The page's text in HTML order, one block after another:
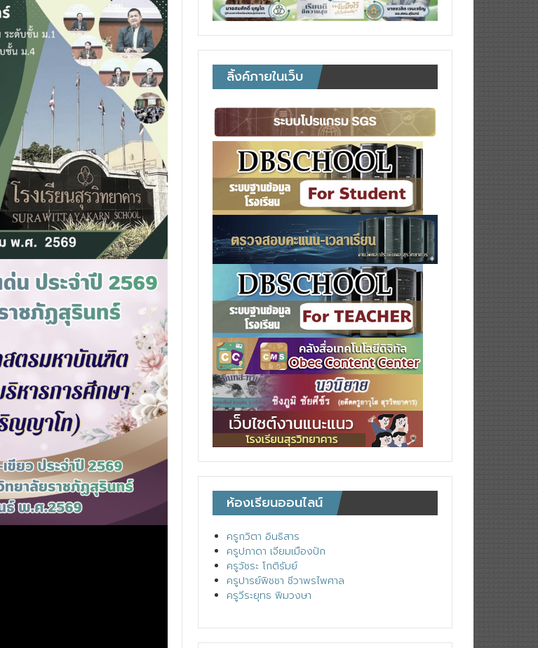
ลิ้งค์ภายในเว็บ
ห้องเรียนออนไลน์
ครูกวิตา อินธิสาร
ครูปภาดา เจียมเมืองปัก
ครูวัชระ โกติรัมย์
ครูปารย์พิชชา ชีวาพรไพศาล
ครูวีระยุทธ พิมวงษา